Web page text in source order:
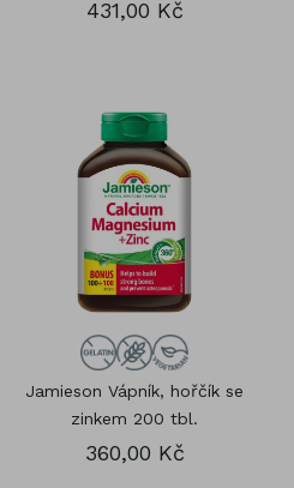
431,00 Kč
Jamieson Vápník, hořčík se
zinkem 200 tbl.
360,00 Kč